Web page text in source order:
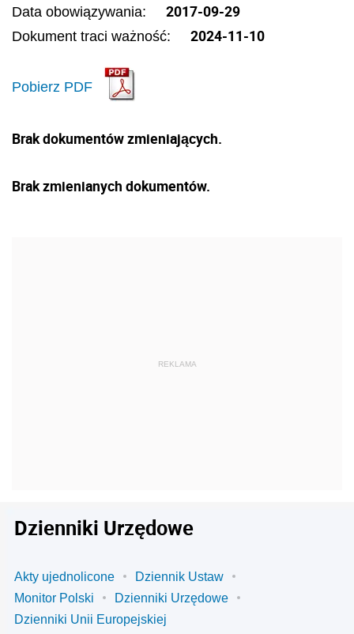
Data obowiązywania: 2017-09-29
Dokument traci ważność: 2024-11-10
Pobierz PDF
Brak dokumentów zmieniających.
Brak zmienianych dokumentów.
Dzienniki Urzędowe
Akty ujednolicone
Dziennik Ustaw
Monitor Polski
Dzienniki Urzędowe
Dzienniki Unii Europejskiej